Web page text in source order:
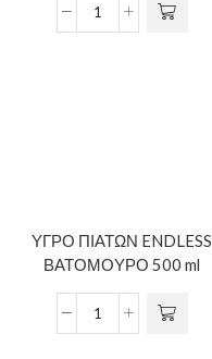
ΥΓΡΟ ΠΙΑΤΩΝ ENDLESS
ΒΑΤΟΜΟΥΡΟ 500 ml